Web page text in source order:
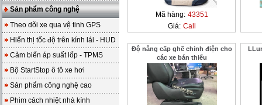
Sản phẩm công nghệ
Theo dõi xe qua vệ tinh GPS
Hiển thị tốc độ trên kính lái - HUD
Cảm biến áp suất lốp - TPMS
Bộ StartStop ô tô xe hơi
Sản phẩm công nghệ cao
Phim cách nhiệt nhà kính
Mã hàng: 43351
Giá: Call
Độ nâng cấp ghế chỉnh điện cho
các xe bán thiếu